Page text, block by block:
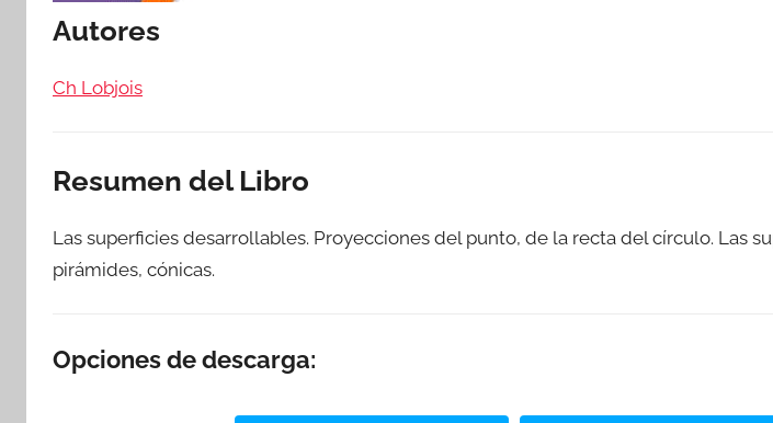
Autores
Ch Lobjois
Resumen del Libro
Las superficies desarrollables. Proyecciones del punto, de la recta del círculo. Las
pirámides, cónicas.
Opciones de descarga: